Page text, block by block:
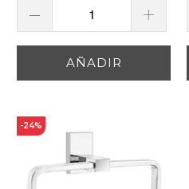
AÑADIR
-24%